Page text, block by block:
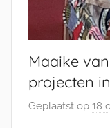
Maaike
projecten
Geplaatst op 18